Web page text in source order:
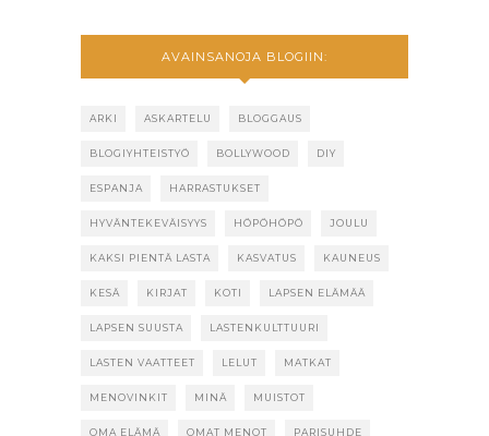
AVAINSANOJA BLOGIIN:
ARKI ASKARTELU BLOGGAUS
BLOGIYHTEISTYÖ BOLLYWOOD DIY
ESPANJA HARRASTUKSET
HYVÄNTEKEVÄISYYS HÖPÖHÖPÖ JOULU
KAKSI PIENTÄ LASTA KASVATUS KAUNEUS
KESÄ KIRJAT KOTI LAPSEN ELÄMÄÄ
LAPSEN SUUSTA LASTENKULTTUURI
LASTEN VAATTEET LELUT MATKAT
MENOVINKIT MINÄ MUISTOT
OMA ELÄMÄ OMAT MENOT PARISUHDE